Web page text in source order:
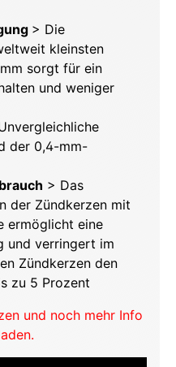
> Die
kleinsten
sorgt für ein
und weniger
der 0,4-mm-
> Das
der Zündkerzen mit
ermöglicht eine
und verringert im
Zündkerzen den
zu 5 Prozent
und noch mehr Info